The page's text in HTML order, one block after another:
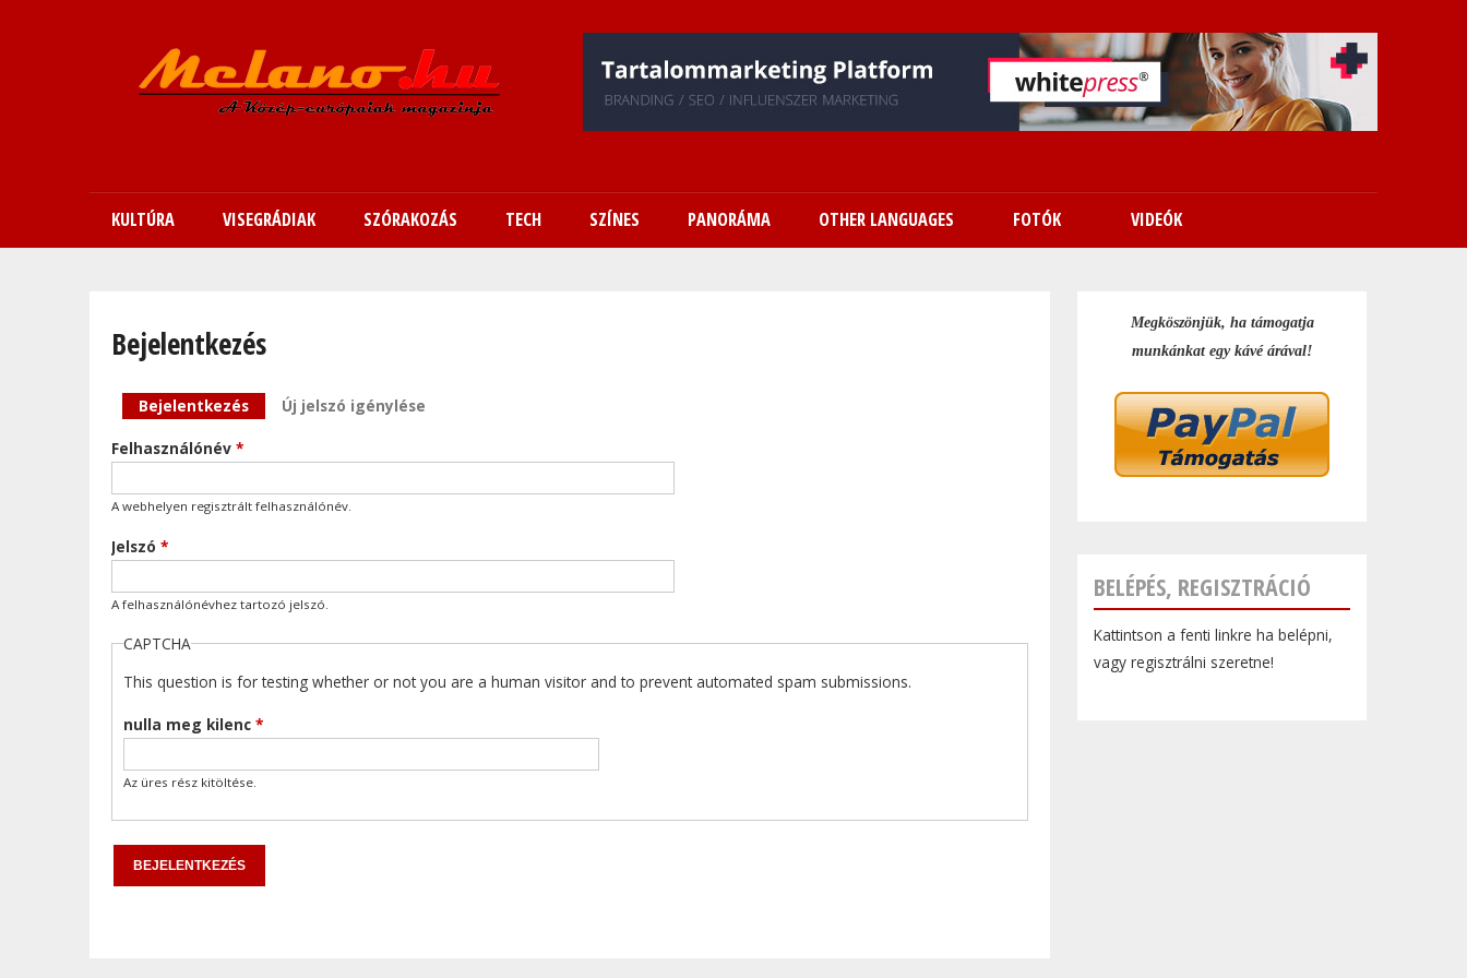
tartalomra
KULTÚRA VISEGRÁDIAK SZÓRAKOZÁS TECH SZÍNES PANORÁMA OTHER LANGUAGES FOTÓK VIDEÓK
Bejelentkezés
Elsődleges fülek
Bejelentkezés (aktív fül)
Új jelszó igénylése
Felhasználónév *
A webhelyen regisztrált felhasználónév.
Jelszó *
A felhasználónévhez tartozó jelszó.
CAPTCHA
This question is for testing whether or not you are a human visitor and to prevent automated spam submissions.
nulla meg kilenc *
Az üres rész kitöltése.
Megköszönjük, ha támogatja
munkánkat egy kávé árával!
BELÉPÉS, REGISZTRÁCIÓ
Kattintson a fenti linkre ha belépni,
vagy regisztrálni szeretne!